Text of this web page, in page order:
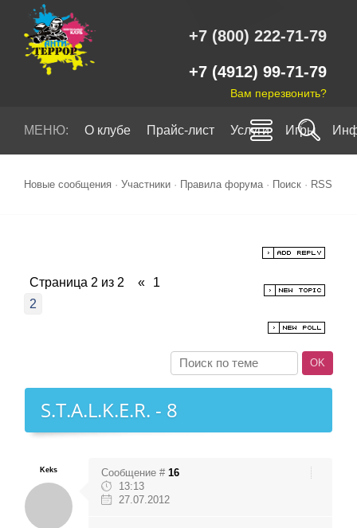
+7 (800) 222-71-79
+7 (4912) 99-71-79
Вам перезвонить?
МЕНЮ: О клубе Прайс-лист Услуги Игры
Новые сообщения · Участники · Правила форума· Поиск · RSS
Страница 2 из 2 «
1
2
S.T.A.L.K.E.R. - 8
Keks Сообщение # 16
13:13
27.07.2012